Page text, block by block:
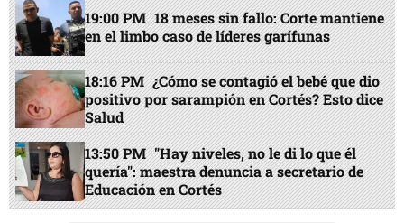
19:00 PM 18 meses sin fallo: Corte mantiene
en el limbo caso de líderes garífunas
18:16 PM ¿Cómo se contagió el bebé que dio
positivo por sarampión en Cortés? Esto dice
Salud
13:50 PM "Hay niveles, no le di lo que él
quería": maestra denuncia a secretario de
Educación en Cortés